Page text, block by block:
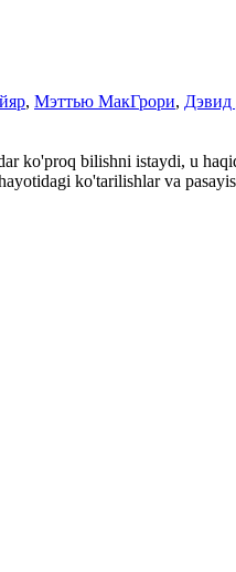
, Мэттью МакГрори,
ko'proq bilishni istaydi, u
ko'tarilishlar va